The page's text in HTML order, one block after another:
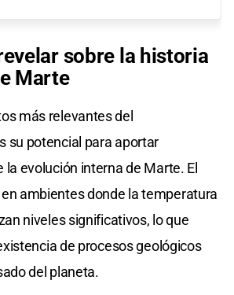
sobre la historia
Marte
más relevantes del
su potencial para aportar
la evolución interna de Marte. El
ambientes donde la temperatura
niveles significativos, lo que
de procesos geológicos
del planeta.